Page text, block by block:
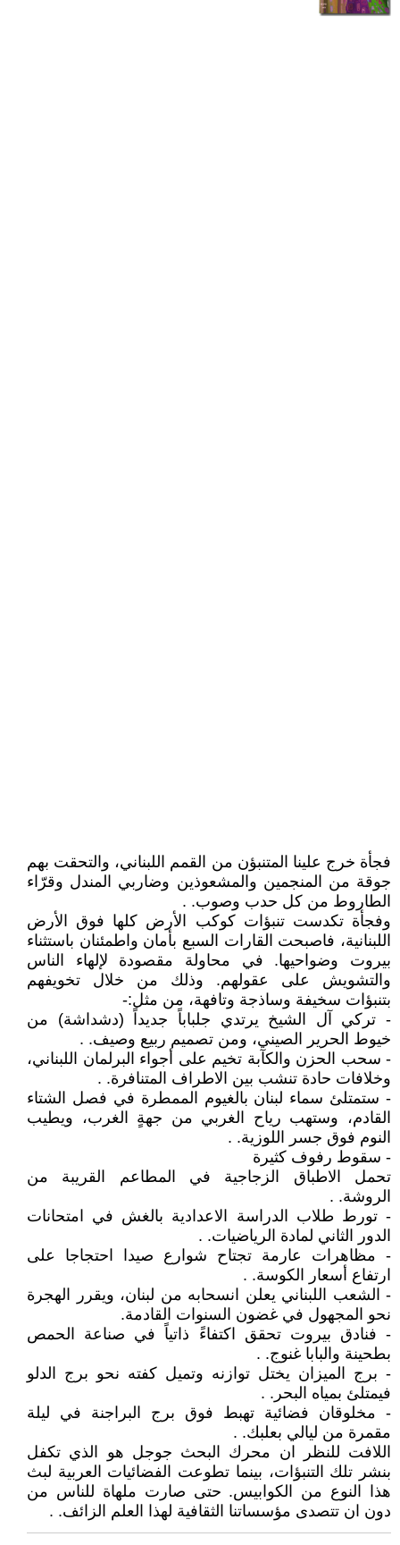
فجأة خرج علينا المتنبؤن من القمم اللبناني، والتحقت بهم
جوقة من المنجمين والمشعوذين وضاربي المندل وقرّاء
الطاروط من كل حدب وصوب. .
وفجأة تكدست تنبؤات كوكب الأرض كلها فوق الأرض
اللبنانية، فاصبحت القارات السبع بأمان واطمئنان باستثناء
بيروت وضواحيها. في محاولة مقصودة لإلهاء الناس
والتشويش على عقولهم. وذلك من خلال تخويفهم
بتنبؤات سخيفة وساذجة وتافهة، من مثل:-
- تركي آل الشيخ يرتدي جلباباً جديداً (دشداشة) من
خيوط الحرير الصيني، ومن تصميم ربيع وصيف. .
- سحب الحزن والكآبة تخيم على أجواء البرلمان اللبناني،
وخلافات حادة تنشب بين الاطراف المتنافرة. .
- ستمتلئ سماء لبنان بالغيوم الممطرة في فصل الشتاء
القادم، وستهب رياح الغربي من جهةٍ الغرب، ويطيب
النوم فوق جسر اللوزية. .
- سقوط رفوف كثيرة
تحمل الاطباق الزجاجية في المطاعم القريبة من
الروشة. .
- تورط طلاب الدراسة الاعدادية بالغش في امتحانات
الدور الثاني لمادة الرياضيات. .
- مظاهرات عارمة تجتاح شوارع صيدا احتجاجا على
ارتفاع أسعار الكوسة. .
- الشعب اللبناني يعلن انسحابه من لبنان، ويقرر الهجرة
نحو المجهول في غضون السنوات القادمة.
- فنادق بيروت تحقق اكتفاءً ذاتياً في صناعة الحمص
بطحينة والبابا غنوج. .
- برج الميزان يختل توازنه وتميل كفته نحو برج الدلو
فيمتلئ بمياه البحر. .
- مخلوقان فضائية تهبط فوق برج البراجنة في ليلة
مقمرة من ليالي بعلبك. .
اللافت للنظر ان محرك البحث جوجل هو الذي تكفل
بنشر تلك التنبؤات، بينما تطوعت الفضائيات العربية لبث
هذا النوع من الكوابيس. حتى صارت ملهاة للناس من
دون ان تتصدى مؤسساتنا الثقافية لهذا العلم الزائف. .